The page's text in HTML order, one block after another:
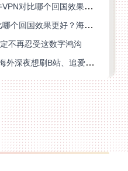
ChickCN VPN好用吗？和海牛VPN对比哪个回国效果更好？
ChickCN VPN和当归VPN对比哪个回国效果更好？海外党亲测后选了它
不再忍受这数字鸿沟
Quickback和巨鲸好用吗？在海外深夜想刷B站、追爱奇艺的你，或许正需要这份答案